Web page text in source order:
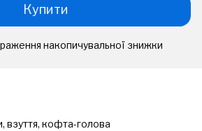
Купити
накопичувальної знижки
взуття, кофта-голова